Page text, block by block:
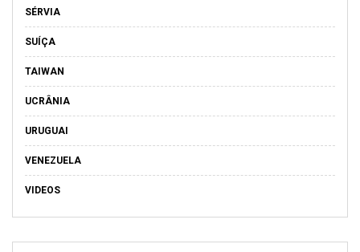
SÉRVIA
SUÍÇA
TAIWAN
UCRÂNIA
URUGUAI
VENEZUELA
VIDEOS